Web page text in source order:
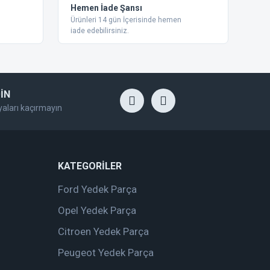
Hemen İade Şansı
Ürünleri 14 gün İçerisinde hemen
iade edebilirsiniz.
kaçırmayın
KATEGORİLER
Ford Yedek Parça
Opel Yedek Parça
Citroen Yedek Parça
Peugeot Yedek Parça